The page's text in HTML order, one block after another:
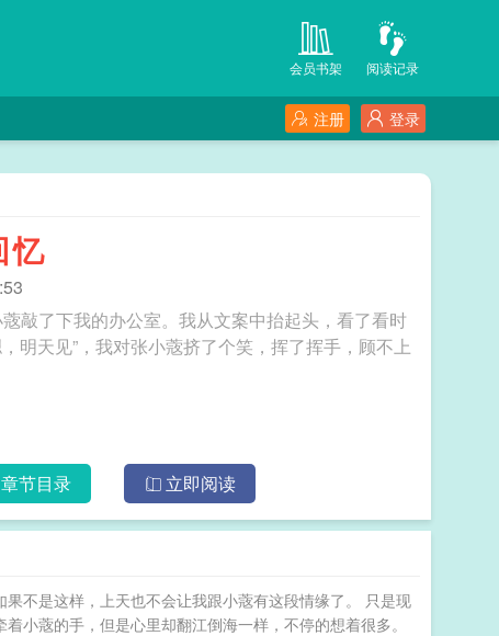
阅读记录
会员书架
登录
注册
忆
敲了下我的办公室。我从文案中抬起头，看了看时
明天见”，我对张小蔲挤了个笑，挥了挥手，顾不上
章节目录 立即阅读
不是这样，上天也不会让我跟小蔲有这段情缘了。 只是现
蔲的手，但是心里却翻江倒海一样，不停的想着很多。